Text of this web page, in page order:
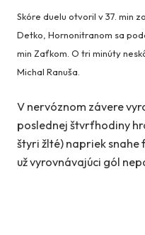
Skóre duelu otvoril v 37. min
Detko, Hornonitranom sa
min Zaťkom. O tri minúty
Michal Ranuša.
V nervóznom závere
poslednej štvrťhodiny
štyri žlté) napriek snahe
už vyrovnávajúci gól